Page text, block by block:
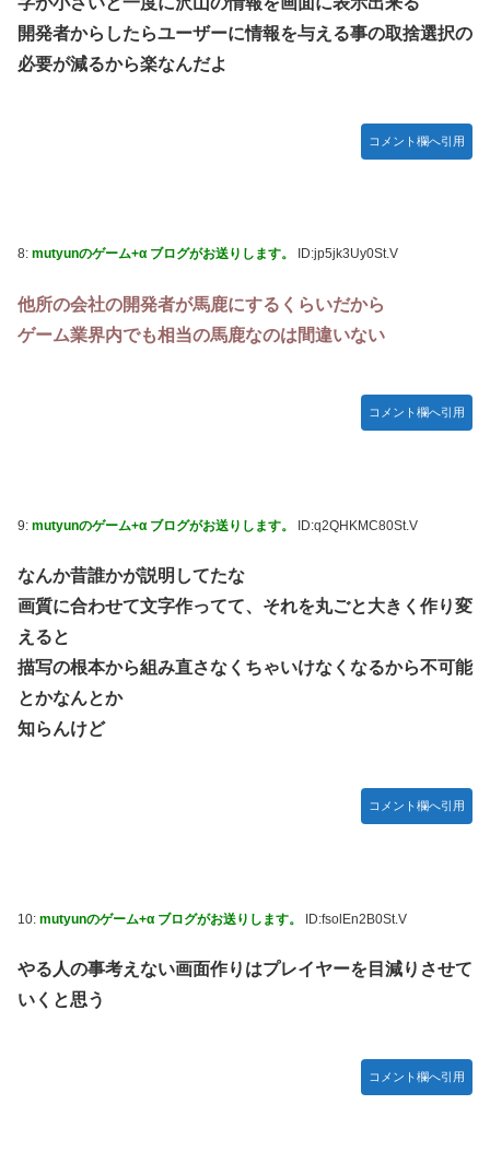
開発者からしたらユーザーに情報を与える事の取捨選択の
必要が減るから楽なんだよ
コメント欄へ引用
8: mutyunのゲーム+α ブログがお送りします。 ID:jp5jk3Uy0St.V
他所の会社の開発者が馬鹿にするくらいだから
ゲーム業界内でも相当の馬鹿なのは間違いない
コメント欄へ引用
9: mutyunのゲーム+α ブログがお送りします。 ID:q2QHKMC80St.V
なんか昔誰かが説明してたな
画質に合わせて文字作ってて、それを丸ごと大きく作り変
えると
描写の根本から組み直さなくちゃいけなくなるから不可能
とかなんとか
知らんけど
コメント欄へ引用
10: mutyunのゲーム+α ブログがお送りします。 ID:fsolEn2B0St.V
やる人の事考えない画面作りはプレイヤーを目減りさせて
いくと思う
コメント欄へ引用